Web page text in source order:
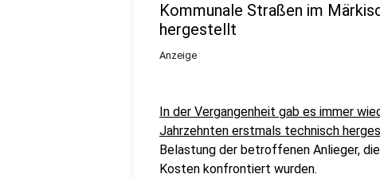
Kommunale Straßen im
hergestellt
Anzeige
In der Vergangenheit gab es immer
Jahrzehnten erstmals technisch
Belastung der betroffenen Anlieger,
Kosten konfrontiert wurden.